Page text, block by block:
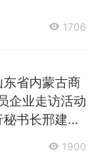
1706
东省内蒙古商
企业走访活动
书长邢建武
1900